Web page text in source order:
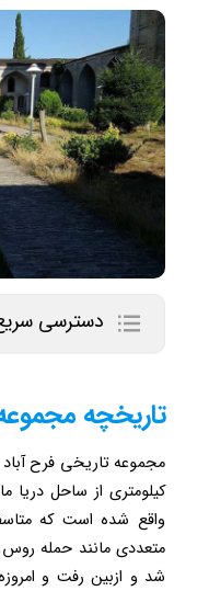
دسترسی
تاریخچه
کیلومتری از ساحل دریا
واقع شده است که
متعددی مانند حمله
شد و ازبین رفت و